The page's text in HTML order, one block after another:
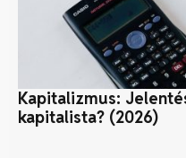
Kapitalizmus:
kapitalista? (2026)